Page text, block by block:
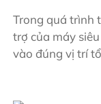
Trong quá trình
trợ của máy
vào đúng vị trí